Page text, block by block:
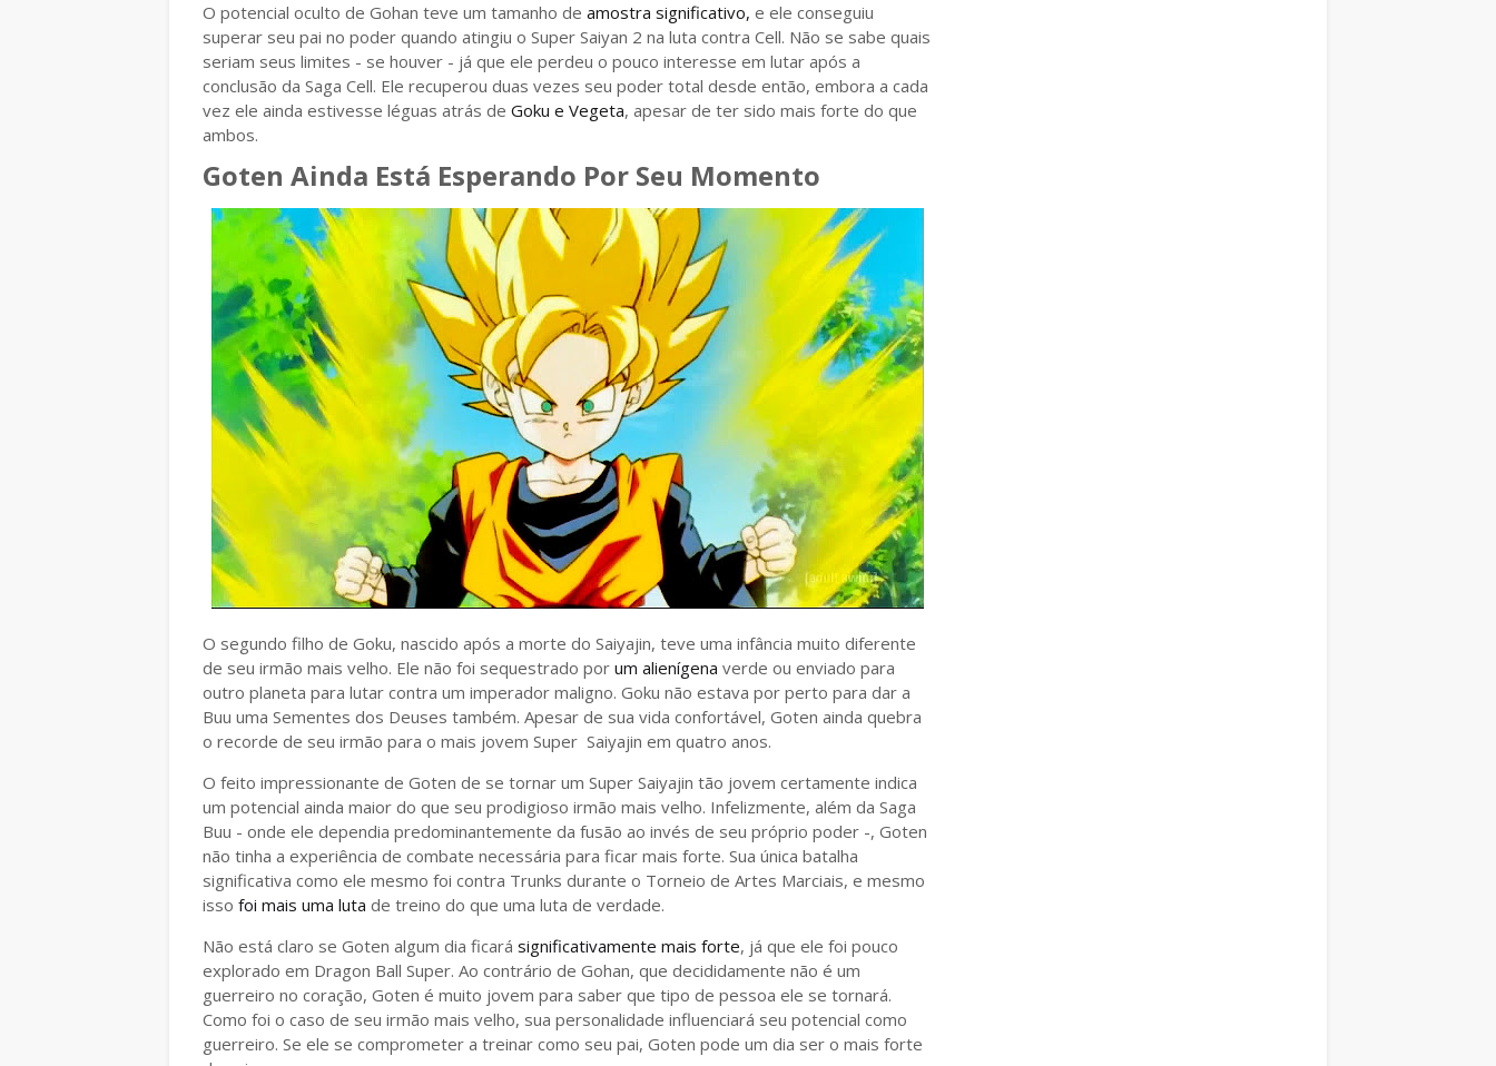
O potencial oculto de Gohan teve um tamanho de amostra significativo, e ele conseguiu
superar seu pai no poder quando atingiu o Super Saiyan 2 na luta contra Cell. Não se sabe quais
seriam seus limites - se houver - já que ele perdeu o pouco interesse em lutar após a
conclusão da Saga Cell. Ele recuperou duas vezes seu poder total desde então, embora a cada
vez ele ainda estivesse léguas atrás de Goku e Vegeta, apesar de ter sido mais forte do que
ambos.
Goten Ainda Está Esperando Por Seu Momento
O segundo filho de Goku, nascido após a morte do Saiyajin, teve uma infância muito diferente
de seu irmão mais velho. Ele não foi sequestrado por um alienígena verde ou enviado para
outro planeta para lutar contra um imperador maligno. Goku não estava por perto para dar a
Buu uma Sementes dos Deuses também. Apesar de sua vida confortável, Goten ainda quebra
o recorde de seu irmão para o mais jovem Super Saiyajin em quatro anos.
O feito impressionante de Goten de se tornar um Super Saiyajin tão jovem certamente indica
um potencial ainda maior do que seu prodigioso irmão mais velho. Infelizmente, além da Saga
Buu - onde ele dependia predominantemente da fusão ao invés de seu próprio poder -, Goten
não tinha a experiência de combate necessária para ficar mais forte. Sua única batalha
significativa como ele mesmo foi contra Trunks durante o Torneio de Artes Marciais, e mesmo
isso foi mais uma luta de treino do que uma luta de verdade.
Não está claro se Goten algum dia ficará significativamente mais forte, já que ele foi pouco
explorado em Dragon Ball Super. Ao contrário de Gohan, que decididamente não é um
guerreiro no coração, Goten é muito jovem para saber que tipo de pessoa ele se tornará.
Como foi o caso de seu irmão mais velho, sua personalidade influenciará seu potencial como
guerreiro. Se ele se comprometer a treinar como seu pai, Goten pode um dia ser o mais forte